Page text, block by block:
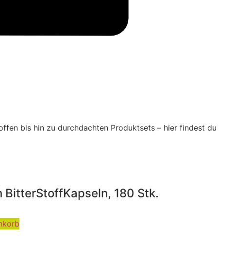
bis hin zu durchdachten Produktsets – hier findest du
BitterStoffKapseln, 180 Stk.